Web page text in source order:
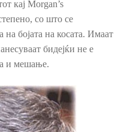
кај Morgan’s
со што се
на бојата на косата. Имаат
бидејќи не е
и мешање.